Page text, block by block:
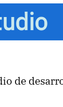
de